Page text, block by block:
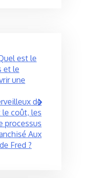
est le
et le
une
de
le coût, les
processus
Aux
Fred ?